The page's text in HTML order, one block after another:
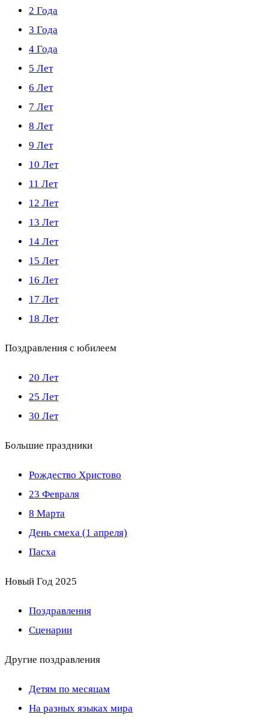
2 Года
3 Года
4 Года
5 Лет
6 Лет
7 Лет
8 Лет
9 Лет
10 Лет
11 Лет
12 Лет
13 Лет
14 Лет
15 Лет
16 Лет
17 Лет
18 Лет
Поздравления с юбилеем
20 Лет
25 Лет
30 Лет
Большие праздники
Рождество Христово
23 Февраля
8 Марта
День смеха (1 апреля)
Пасха
Новый Год 2025
Поздравления
Сценарии
Другие поздравления
Детям по месяцам
На разных языках мира